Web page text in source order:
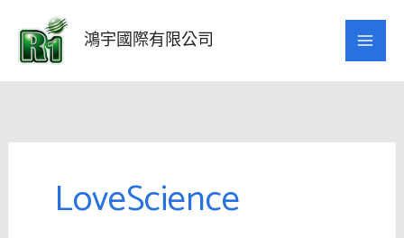
要
鴻宇國際有限公司
LoveScience